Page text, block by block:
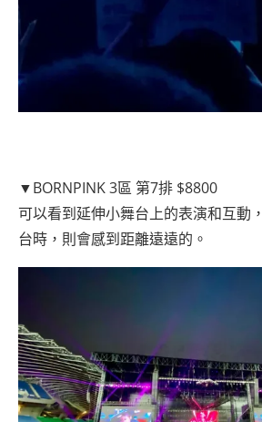
▼BORNPINK 3區 第7排 $8800
可以看到延伸小舞台上的表演和互動
台時，則會感到距離遠遠的。